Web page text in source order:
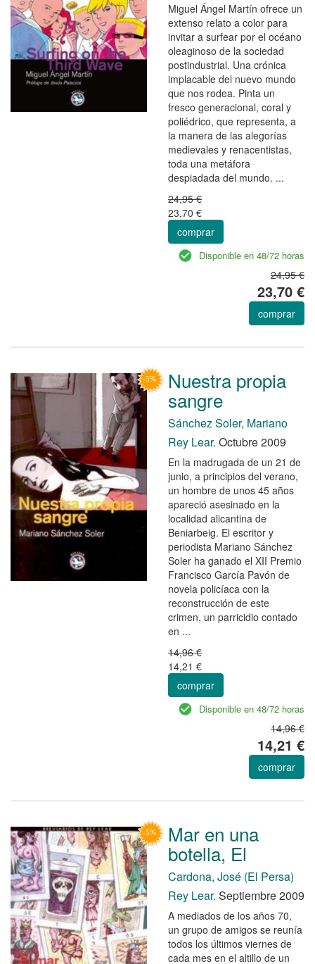
Miguel Ángel Martín ofrece un
extenso relato a color para
invitar a surfear por el océano
oleaginoso de la sociedad
postindustrial. Una crónica
implacable del nuevo mundo
que nos rodea. Pinta un
fresco generacional, coral y
poliédrico, que representa, a
la manera de las alegorías
medievales y renacentistas,
toda una metáfora
despiadada del mundo. ...
24,95 €
23,70 €
comprar
Disponible en 48/72 horas
24,95 €
23,70 €
comprar
Nuestra propia
sangre
Sánchez Soler, Mariano
Rey Lear. Octubre 2009
En la madrugada de un 21 de
junio, a principios del verano,
un hombre de unos 45 años
apareció asesinado en la
localidad alicantina de
Beniarbeig. El escritor y
periodista Mariano Sánchez
Soler ha ganado el XII Premio
Francisco García Pavón de
novela policíaca con la
reconstrucción de este
crimen, un parricidio contado
en ...
14,96 €
14,21 €
comprar
Disponible en 48/72 horas
14,96 €
14,21 €
comprar
Mar en una
botella, El
Cardona, José (El Persa)
Rey Lear. Septiembre 2009
A mediados de los años 70,
un grupo de amigos se reunía
todos los últimos viernes de
cada mes en el altillo de un